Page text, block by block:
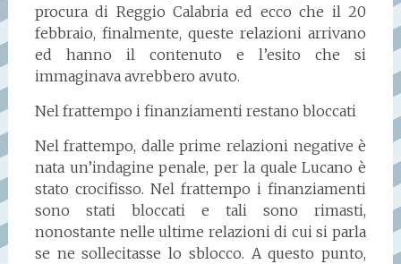
procura di Reggio Calabria ed ecco che il 20
febbraio, finalmente, queste relazioni arrivano
ed hanno il contenuto e l’esito che si
immaginava avrebbero avuto.
Nel frattempo i finanziamenti restano bloccati
Nel frattempo, dalle prime relazioni negative è
nata un’indagine penale, per la quale Lucano è
stato crocifisso. Nel frattempo i finanziamenti
sono stati bloccati e tali sono rimasti,
nonostante nelle ultime relazioni di cui si parla
se ne sollecitasse lo sblocco. A questo punto,